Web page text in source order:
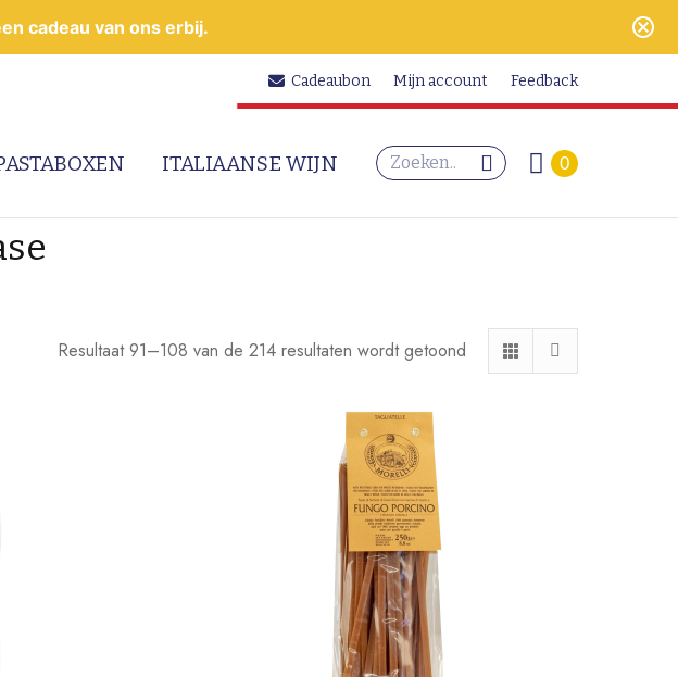
cadeau van ons erbij.
Cadeaubon Mijn account Feedback
ITALIAANSE WIJN Search: 0
Resultaat 91–108 van de 214 resultaten wordt getoond Gesorteerd